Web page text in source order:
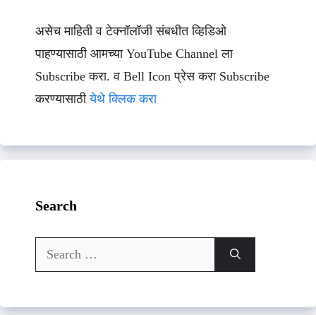
असेच माहिती व टेक्नॉलॉजी संबधीत व्हिडिओ
पाहण्यासाठी आमच्या YouTube Channel ला
Subscribe करा. व Bell Icon प्रेस करा Subscribe
करण्यासाठीयेथे क्लिक करा
Search
Search
for: